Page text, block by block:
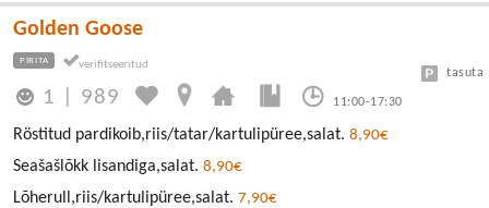
Golden Goose
PIRITA
1 989 11:00-17:30
tasuta
Röstitud pardikoib,riis/tatar/kartulipüree,salat. 8,90€
Seašašlõkk lisandiga,salat. 8,90€
Lõherull,riis/kartulipüree,salat. 7,90€